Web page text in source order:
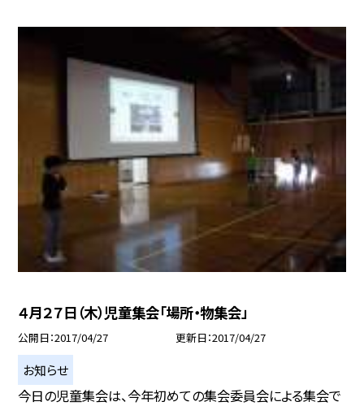
４月２７日（木）児童集会「場所・物集会」
公開日 2017/04/27 更新日 2017/04/27
お知らせ
今日の児童集会は、今年初めての集会委員会による集会で